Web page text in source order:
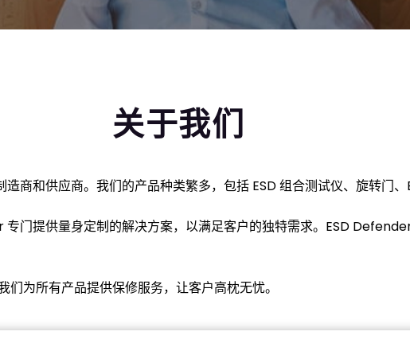
关于我们
商和供应商。我们的产品种类繁多，包括 ESD 组合测试仪、旋转门、
门提供量身定制的解决方案，以满足客户的独特需求。ESD
们为所有产品提供保修服务，让客户高枕无忧。